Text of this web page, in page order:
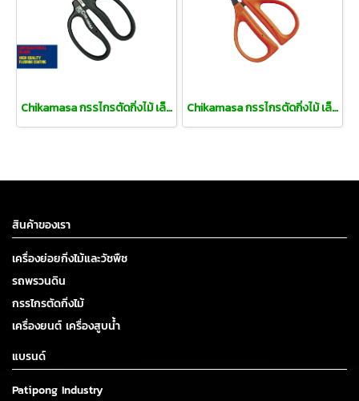
Chikamasa กรรไกรตัดกิ่งไม้ เล็มดอก ปากตรง(copy)(copy)(copy) Chikamasa กรรไกรตัดกิ่งไม้ เล็มดอก ปากตรง(copy)(copy)(copy)(copy)
สินค้าของเรา
เครื่องย่อยกิ่งไม้และวัชพืช
รถพรวนดิน
กรรไกรตัดกิ่งไม้
เครื่องยนต์ เครื่องสูบน้ำ
แบรนด์
Patipong Industry